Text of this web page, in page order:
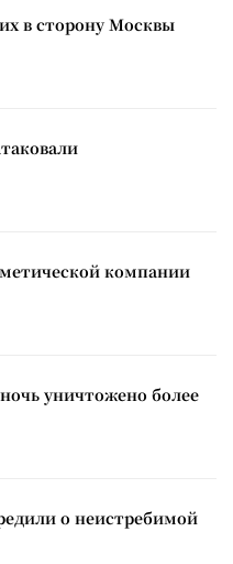
в сторону Москвы
компании
уничтожено более
о неистребимой